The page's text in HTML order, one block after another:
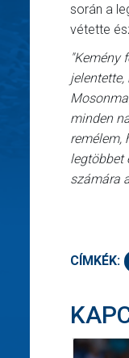
során a
vétette
"Kemény
minden
remélem,
legtöbbet
számára
CÍMKÉK: